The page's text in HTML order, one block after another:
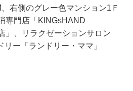
右側のグレー色マンション1Ｆ
専門店「KINGsHAND
」、リラクゼーションサロン
リー「ランドリー・ママ」